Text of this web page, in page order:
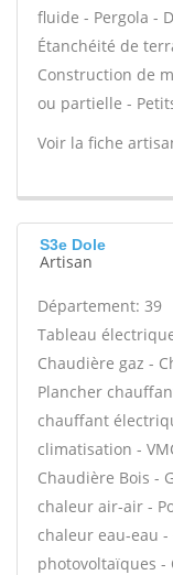
fluide - Pergola -
Étanchéité de
Construction de
ou partielle -
Voir la fiche
S3e Dole
Artisan
Département: 39
Tableau
Chaudière gaz -
Plancher
chauffant
climatisation -
Chaudière Bois -
chaleur air-air -
chaleur eau-eau
photovoltaïques -